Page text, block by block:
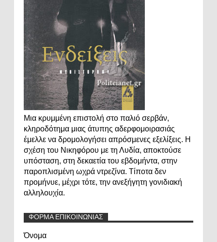
Μια κρυμμένη επιστολή στο παλιό σερβάν,
κληροδότημα μιας άτυπης αδερφομοιρασιάς
έμελλε να δρομολογήσει απρόσμενες εξελίξεις. Η
σχέση του Νικηφόρου με τη Λυδία, αποκτούσε
υπόσταση, στη δεκαετία του εβδομήντα, στην
παροπλισμένη ωχρά ντρεζίνα. Τίποτα δεν
προμήνυε, μέχρι τότε, την ανεξήγητη γονιδιακή
αλληλουχία.
ΦΟΡΜΑ ΕΠΙΚΟΙΝΩΝΙΑΣ
Όνομα